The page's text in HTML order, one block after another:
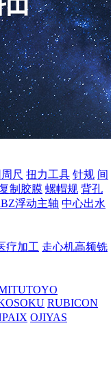
尺 扭力工具 针规 间
制胶膜 螺帽规 背孔
浮动主轴 中心出水
疗加工 走心机高频铣
RUBICON
OJIYAS